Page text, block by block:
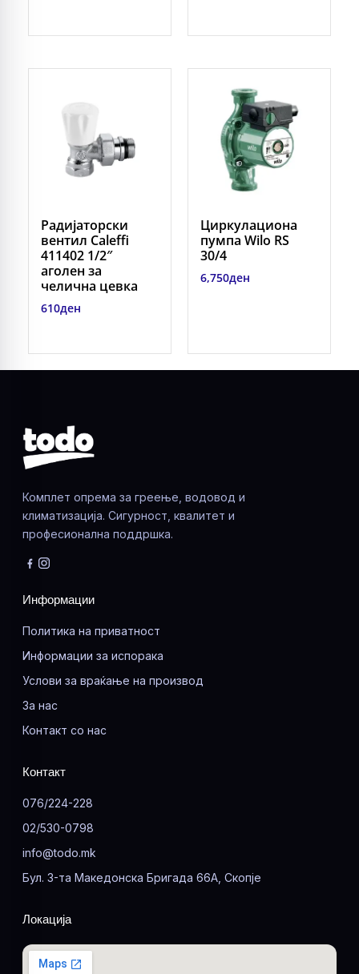
Радијаторски
вентил Caleffi
411402 1/2″
аголен за
челична цевка
610ден
Циркулациона
пумпа Wilo RS
30/4
6,750ден
Комплет опрема за греење, водовод и
климатизација. Сигурност, квалитет и
професионална поддршка.
Информации
Политика на приватност
Информации за испорака
Услови за враќање на производ
За нас
Контакт со нас
Контакт
076/224-228
02/530-0798
info@todo.mk
Бул. 3-та Македонска Бригада 66А, Скопје
Локација